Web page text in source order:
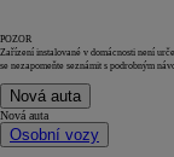
POZOR
Zařízení instalované v domácnosti není
se nezapomeňte seznámit s podrobným
Nová auta
Nová auta
Osobní vozy